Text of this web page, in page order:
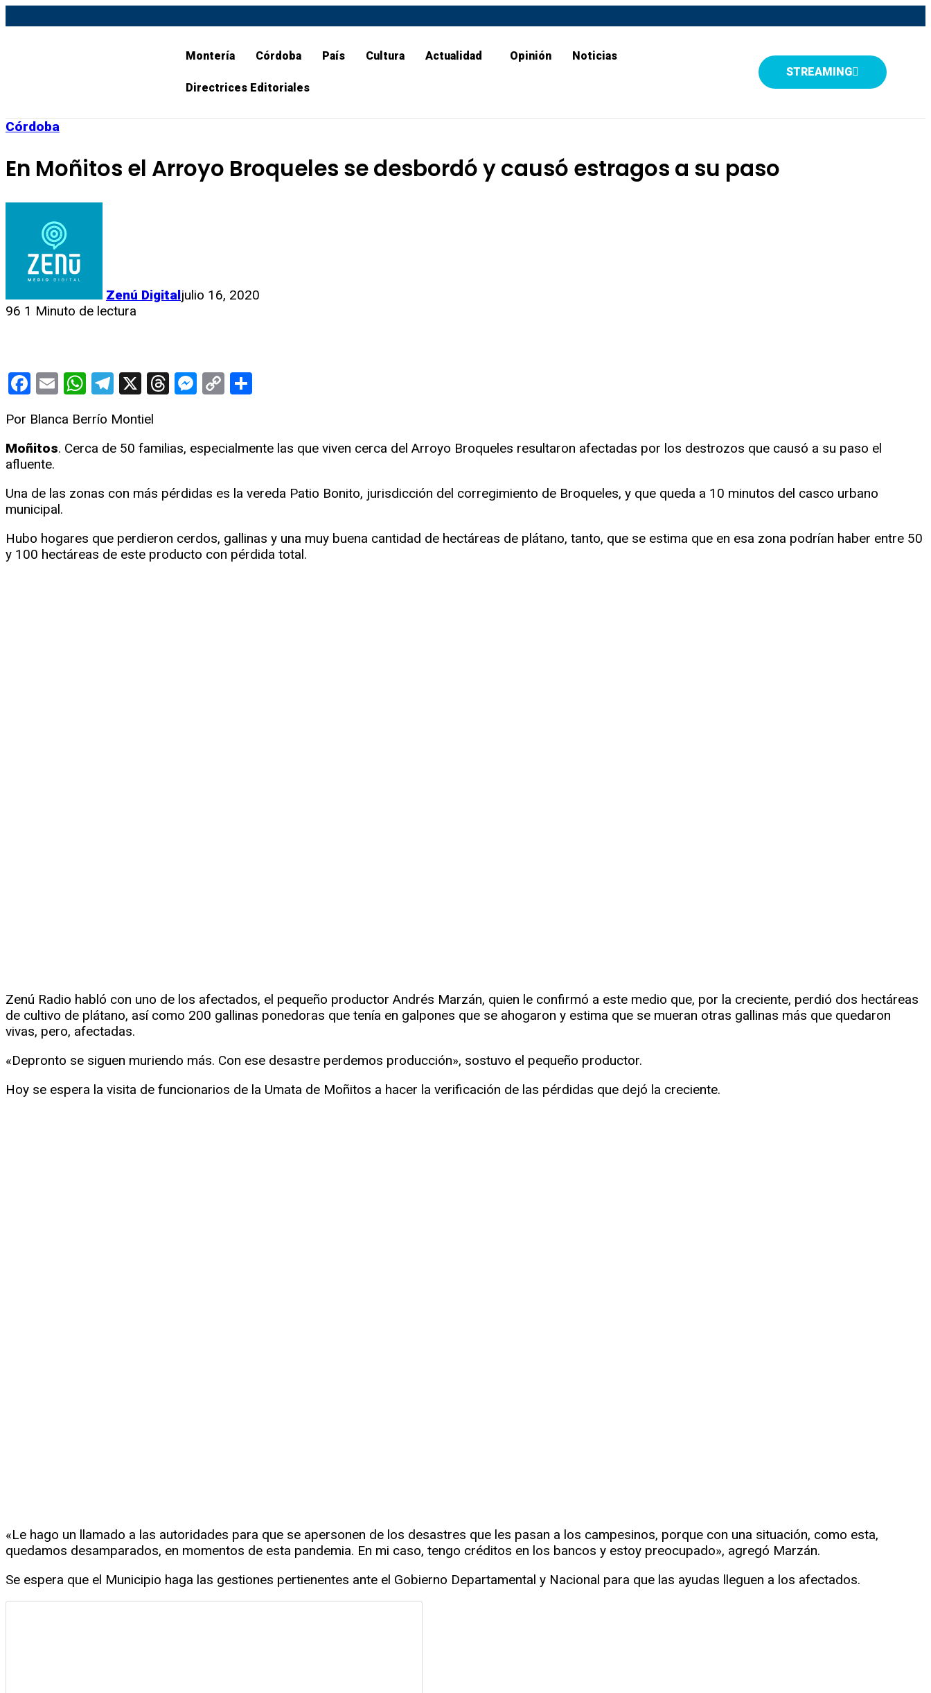
Montería Córdoba País Cultura Actualidad Opinión Noticias
Directrices Editoriales
STREAMING
Córdoba
En Moñitos el Arroyo Broqueles se desbordó y causó estragos a su paso
Zenú Digitaljulio 16, 2020
96 1 Minuto de lectura
Facebook
EmailWhatsApp
Telegram
X Threads
Messenger
Copy
Por Blanca Berrío Montiel
Moñitos. Cerca de 50 familias, especialmente las que viven cerca del Arroyo Broqueles resultaron afectadas por los destrozos que causó a su paso el
afluente.
Una de las zonas con más pérdidas es la vereda Patio Bonito, jurisdicción del corregimiento de Broqueles, y que queda a 10 minutos del casco urbano
municipal.
Hubo hogares que perdieron cerdos, gallinas y una muy buena cantidad de hectáreas de plátano, tanto, que se estima que en esa zona podrían haber entre 50
y 100 hectáreas de este producto con pérdida total.
Zenú Radio habló con uno de los afectados, el pequeño productor Andrés Marzán, quien le confirmó a este medio que, por la creciente, perdió dos hectáreas
de cultivo de plátano, así como 200 gallinas ponedoras que tenía en galpones que se ahogaron y estima que se mueran otras gallinas más que quedaron
vivas, pero, afectadas.
«Depronto se siguen muriendo más. Con ese desastre perdemos producción», sostuvo el pequeño productor.
Hoy se espera la visita de funcionarios de la Umata de Moñitos a hacer la verificación de las pérdidas que dejó la creciente.
«Le hago un llamado a las autoridades para que se apersonen de los desastres que les pasan a los campesinos, porque con una situación, como esta,
quedamos desamparados, en momentos de esta pandemia. En mi caso, tengo créditos en los bancos y estoy preocupado», agregó Marzán.
Se espera que el Municipio haga las gestiones pertienentes ante el Gobierno Departamental y Nacional para que las ayudas lleguen a los afectados.